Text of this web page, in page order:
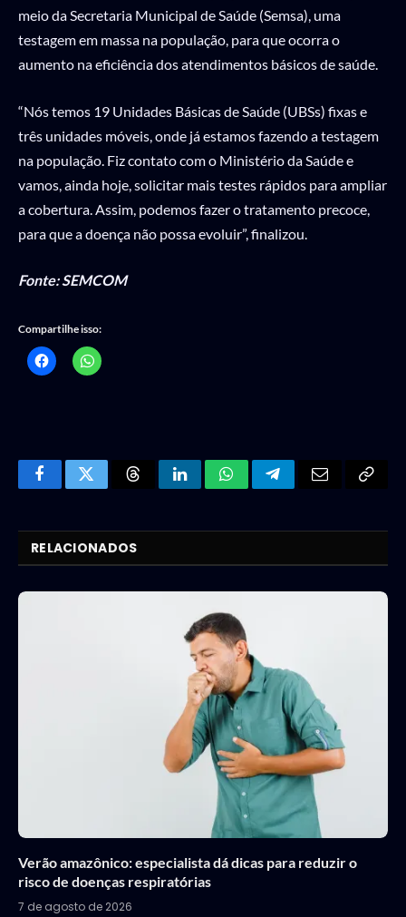
meio da Secretaria Municipal de Saúde (Semsa), uma
testagem em massa na população, para que ocorra o
aumento na eficiência dos atendimentos básicos de saúde.
“Nós temos 19 Unidades Básicas de Saúde (UBSs) fixas e
três unidades móveis, onde já estamos fazendo a testagem
na população. Fiz contato com o Ministério da Saúde e
vamos, ainda hoje, solicitar mais testes rápidos para ampliar
a cobertura. Assim, podemos fazer o tratamento precoce,
para que a doença não possa evoluir”, finalizou.
Fonte: SEMCOM
Compartilhe isso:
FacebookTwitter ThreadsLinkedInWhatsAppTelegram
RELACIONADOS
Verão amazônico: especialista dá dicas para reduzir o
risco de doenças respiratórias
7 de agosto de 2026